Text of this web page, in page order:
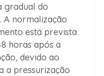
gradual do
A normalização
está prevista
horas após a
devido ao
a pressurização